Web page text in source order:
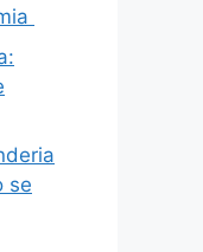
se